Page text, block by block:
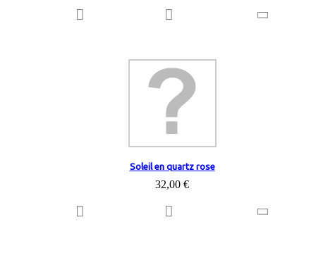
Soleil en quartz rose
32,00 €